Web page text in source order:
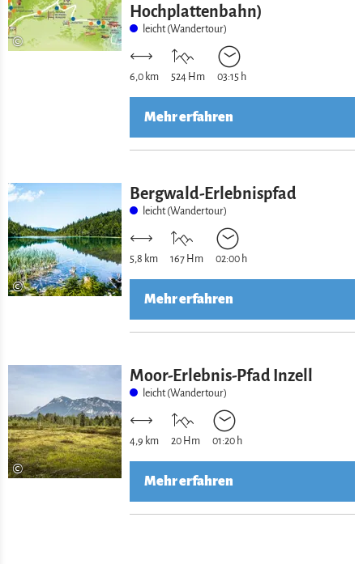
©
Hochplattenbahn)
leicht (Wandertour)
6,0 km 524 Hm 03:15 h
Mehr erfahren
©
Bergwald-Erlebnispfad
leicht (Wandertour)
5,8 km 167 Hm 02:00 h
Mehr erfahren
©
Moor-Erlebnis-Pfad Inzell
leicht (Wandertour)
4,9 km 20 Hm 01:20 h
Mehr erfahren